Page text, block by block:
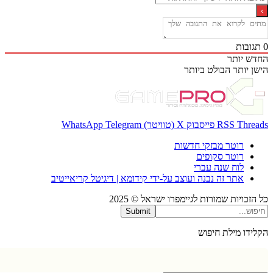
יותר
יותר הבולט ביותר
RSS פייסבוק X (טוויטר) WhatsApp Telegram
רוטר מבזקי חדשות
רוטר סקופים
לוח שנה עברי
אתר זה נבנה ועוצב על-ידי קידומא | דיגיטל קריאייטיב
שמורות לגיימפרו ישראל © 2025
Submit
מילת חיפוש